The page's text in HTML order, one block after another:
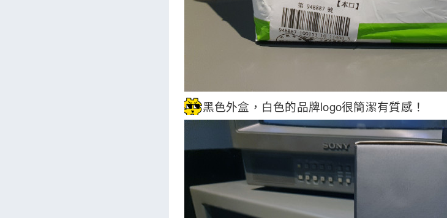
黑色外盒，白色的品牌logo很簡潔有質感！